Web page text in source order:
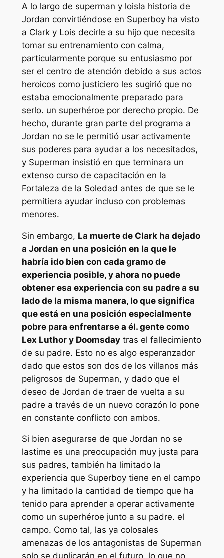
A lo largo de superman y loisla historia de
Jordan convirtiéndose en Superboy ha visto
a Clark y Lois decirle a su hijo que necesita
tomar su entrenamiento con calma,
particularmente porque su entusiasmo por
ser el centro de atención debido a sus actos
heroicos como justiciero les sugirió que no
estaba emocionalmente preparado para
serlo. un superhéroe por derecho propio. De
hecho, durante gran parte del programa a
Jordan no se le permitió usar activamente
sus poderes para ayudar a los necesitados,
y Superman insistió en que terminara un
extenso curso de capacitación en la
Fortaleza de la Soledad antes de que se le
permitiera ayudar incluso con problemas
menores.
Sin embargo, La muerte de Clark ha dejado
a Jordan en una posición en la que le
habría ido bien con cada gramo de
experiencia posible, y ahora no puede
obtener esa experiencia con su padre a su
lado de la misma manera, lo que significa
que está en una posición especialmente
pobre para enfrentarse a él. gente como
Lex Luthor y Doomsdaytras el fallecimiento
de su padre. Esto no es algo esperanzador
dado que estos son dos de los villanos más
peligrosos de Superman, y dado que el
deseo de Jordan de traer de vuelta a su
padre a través de un nuevo corazón lo pone
en constante conflicto con ambos.
Si bien asegurarse de que Jordan no se
lastime es una preocupación muy justa para
sus padres, también ha limitado la
experiencia que Superboy tiene en el campo
y ha limitado la cantidad de tiempo que ha
tenido para aprender a operar activamente
como un superhéroe junto a su padre. el
campo. Como tal, las ya colosales
amenazas de los antagonistas de Superman